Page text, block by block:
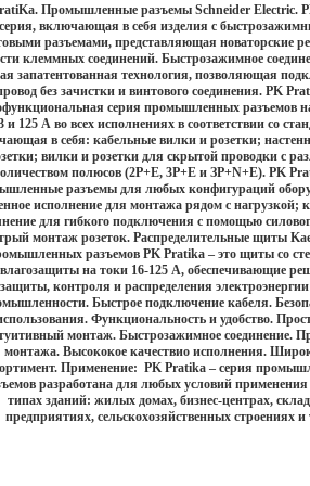
Промышленные разъемы Schneider Electric.
включающая в себя изделия с
разъемами, представляющая новаторские
клеммных соединений. Быстрозажимное
запатентованная технология, позволяющая
без зачистки и винтового соединения. PK
серия промышленных разъемов
и 125 А во всех исполнениях в соответствии со
в себя: кабельные вилки и розетки;
вилки и розетки для скрытой проводки с
полюсов (2Р+Е, 3Р+Е и ЗР+N+Е). PK
разъемы для любых конфигураций
исполнение для монтажа рядом с нагрузкой;
для гибкого подключения с помощью
монтаж розеток. Распределительные щиты
разъемов PK Pratika – это щиты со
на токи 16-125 А, обеспечивающие
защиты, контроля и распределения
Быстрое подключение кабеля.
Функциональность и удобство.
монтаж. Быстрозажимное соединение.
монтажа. Высококое качествио исполнения.
Применение: PK Pratika – серия
разработана для любых условий применения
типах зданий: жилых домах, бизнес-центрах,
предприятиях, сельскохозяйственных строениях и